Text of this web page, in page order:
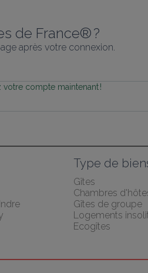
de France® ?
après votre connexion.
votre compte maintenant !
Type de
Gîtes
Chambres
Gîtes de groupe
Logements
Ecogîtes